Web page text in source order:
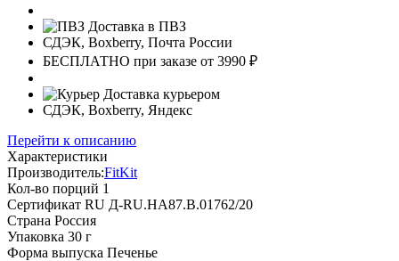
Доставка в ПВЗ
СДЭК, Boxberry, Почта России
БЕСПЛАТНО при заказе от 3990 ₽
Доставка курьером
СДЭК, Boxberry, Яндекс
Перейти к описанию
Характеристики
Производитель:FitKit
Кол-во порций 1
Сертификат RU Д-RU.НА87.B.01762/20
Страна Россия
Упаковка 30 г
Форма выпуска Печенье